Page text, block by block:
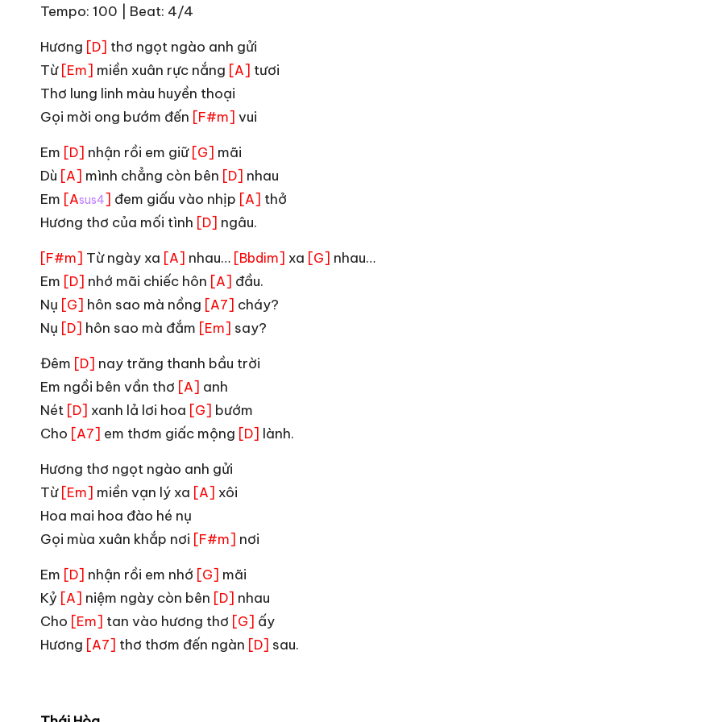
Tempo: 100 | Beat: 4/4
Hương [D] thơ ngọt ngào anh gửi
Từ [Em] miền xuân rực nắng [A] tươi
Thơ lung linh màu huyền thoại
Gọi mời ong bướm đến [F#m] vui
Em [D] nhận rồi em giữ [G] mãi
Dù [A] mình chẳng còn bên [D] nhau
Em [Asus4] đem giấu vào nhịp [A] thở
Hương thơ của mối tình [D] ngâu.
[F#m] Từ ngày xa [A] nhau… [Bbdim] xa [G] nhau…
Em [D] nhớ mãi chiếc hôn [A] đầu.
Nụ [G] hôn sao mà nồng [A7] cháy?
Nụ [D] hôn sao mà đắm [Em] say?
Đêm [D] nay trăng thanh bầu trời
Em ngồi bên vần thơ [A] anh
Nét [D] xanh lả lơi hoa [G] bướm
Cho [A7] em thơm giấc mộng [D] lành.
Hương thơ ngọt ngào anh gửi
Từ [Em] miền vạn lý xa [A] xôi
Hoa mai hoa đào hé nụ
Gọi mùa xuân khắp nơi [F#m] nơi
Em [D] nhận rồi em nhớ [G] mãi
Kỷ [A] niệm ngày còn bên [D] nhau
Cho [Em] tan vào hương thơ [G] ấy
Hương [A7] thơ thơm đến ngàn [D] sau.